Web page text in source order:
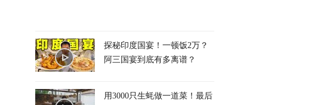
探秘印度国宴！一顿饭2万？
阿三国宴到底有多离谱？
用3000只生蚝做一道菜！最后